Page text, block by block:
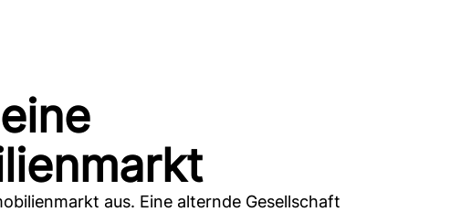
aus. Eine alternde Gesellschaft